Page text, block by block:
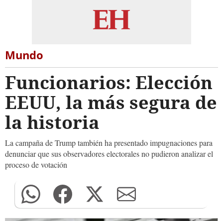
Mundo
Funcionarios: Elección
EEUU, la más segura de
la historia
La campaña de Trump también ha presentado impugnaciones para
denunciar que sus observadores electorales no pudieron analizar el
proceso de votación